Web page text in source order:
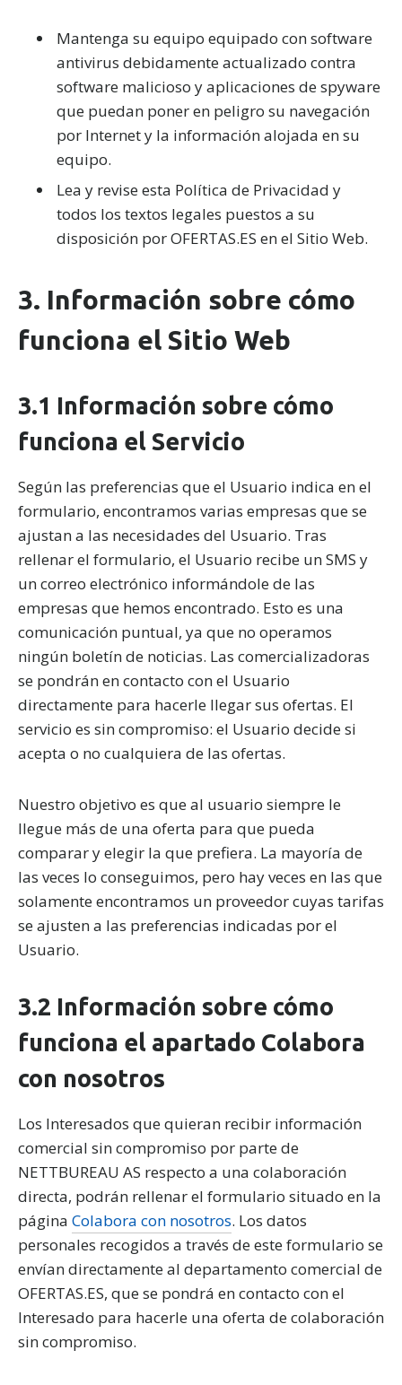
Mantenga su equipo equipado con software
antivirus debidamente actualizado contra
software malicioso y aplicaciones de spyware
que puedan poner en peligro su navegación
por Internet y la información alojada en su
equipo.
Lea y revise esta Política de Privacidad y
todos los textos legales puestos a su
disposición por OFERTAS.ES en el Sitio Web.
3. Información sobre cómo
funciona el Sitio Web
3.1 Información sobre cómo
funciona el Servicio
Según las preferencias que el Usuario indica en el
formulario, encontramos varias empresas que se
ajustan a las necesidades del Usuario. Tras
rellenar el formulario, el Usuario recibe un SMS y
un correo electrónico informándole de las
empresas que hemos encontrado. Esto es una
comunicación puntual, ya que no operamos
ningún boletín de noticias. Las comercializadoras
se pondrán en contacto con el Usuario
directamente para hacerle llegar sus ofertas. El
servicio es sin compromiso: el Usuario decide si
acepta o no cualquiera de las ofertas.
Nuestro objetivo es que al usuario siempre le
llegue más de una oferta para que pueda
comparar y elegir la que prefiera. La mayoría de
las veces lo conseguimos, pero hay veces en las que
solamente encontramos un proveedor cuyas tarifas
se ajusten a las preferencias indicadas por el
Usuario.
3.2 Información sobre cómo
funciona el apartado Colabora
con nosotros
Los Interesados que quieran recibir información
comercial sin compromiso por parte de
NETTBUREAU AS respecto a una colaboración
directa, podrán rellenar el formulario situado en la
página Colabora con nosotros. Los datos
personales recogidos a través de este formulario se
envían directamente al departamento comercial de
OFERTAS.ES, que se pondrá en contacto con el
Interesado para hacerle una oferta de colaboración
sin compromiso.